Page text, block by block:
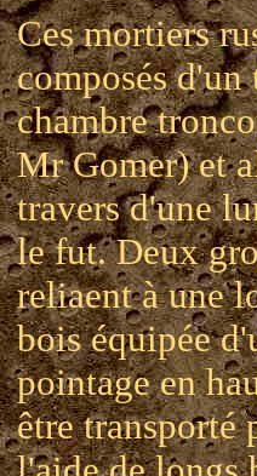
Ces mortiers
composés d'un
chambre
Mr Gomer) et
travers d'une
le fut. Deux
reliaent à une
bois équipée
pointage en
être transporté